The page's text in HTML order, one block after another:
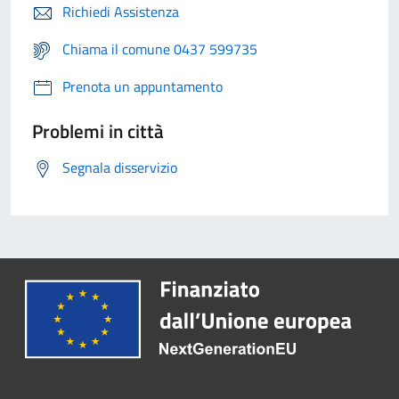
Richiedi Assistenza
Chiama il comune 0437 599735
Prenota un appuntamento
Problemi in città
Segnala disservizio